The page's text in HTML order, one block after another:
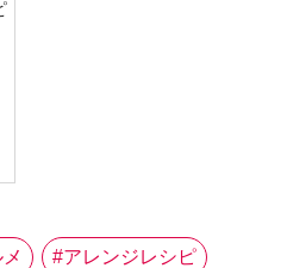
アレンジレシピ